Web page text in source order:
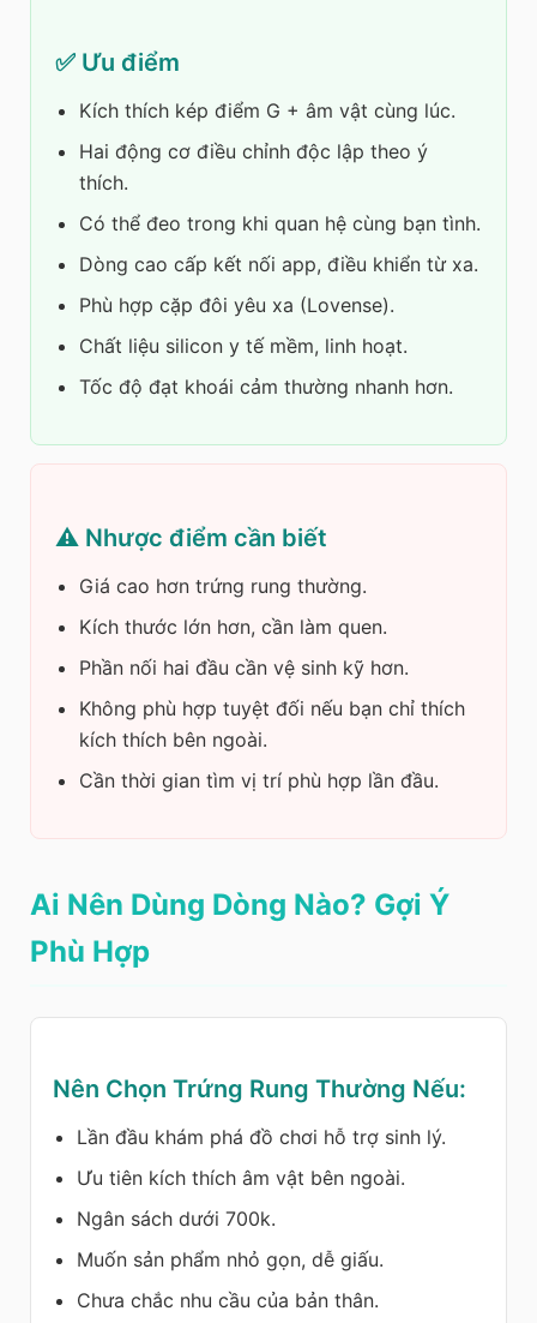
✅ Ưu điểm
Kích thích kép điểm G + âm vật cùng lúc.
Hai động cơ điều chỉnh độc lập theo ý
thích.
Có thể đeo trong khi quan hệ cùng bạn tình.
Dòng cao cấp kết nối app, điều khiển từ xa.
Phù hợp cặp đôi yêu xa (Lovense).
Chất liệu silicon y tế mềm, linh hoạt.
Tốc độ đạt khoái cảm thường nhanh hơn.
⚠️ Nhược điểm cần biết
Giá cao hơn trứng rung thường.
Kích thước lớn hơn, cần làm quen.
Phần nối hai đầu cần vệ sinh kỹ hơn.
Không phù hợp tuyệt đối nếu bạn chỉ thích
kích thích bên ngoài.
Cần thời gian tìm vị trí phù hợp lần đầu.
Ai Nên Dùng Dòng Nào? Gợi Ý
Phù Hợp
Nên Chọn Trứng Rung Thường Nếu:
Lần đầu khám phá đồ chơi hỗ trợ sinh lý.
Ưu tiên kích thích âm vật bên ngoài.
Ngân sách dưới 700k.
Muốn sản phẩm nhỏ gọn, dễ giấu.
Chưa chắc nhu cầu của bản thân.